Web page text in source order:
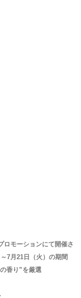
ロモーションにて開催さ
7月21日（火）の期間
香り”を厳選